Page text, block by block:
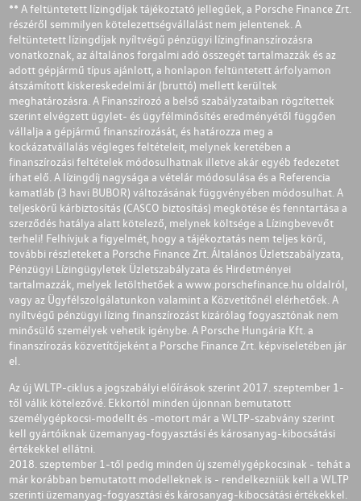
** A feltüntetett lízingdíjak tájékoztató jellegűek, a Porsche Finance Zrt.
részéről semmilyen kötelezettségvállalást nem jelentenek. A
feltüntetett lízingdíjak nyíltvégű pénzügyi lízingfinanszírozásra
vonatkoznak, az általános forgalmi adó összegét tartalmazzák és az
adott gépjármű típus ajánlott, a honlapon feltüntetett árfolyamon
átszámított kiskereskedelmi ár (bruttó) mellett kerültek
meghatározásra. A Finanszírozó a belső szabályzataiban rögzítettek
szerint elvégzett ügylet- és ügyfélminősítés eredményétől függően
vállalja a gépjármű finanszírozását, és határozza meg a
kockázatvállalás végleges feltételeit, melynek keretében a
finanszírozási feltételek módosulhatnak illetve akár egyéb fedezetet
írhat elő. A lízingdíj nagysága a vételár módosulása és a Referencia
kamatláb (3 havi BUBOR) változásának függvényében módosulhat. A
teljeskörű kárbiztosítás (CASCO biztosítás) megkötése és fenntartása a
szerződés hatálya alatt kötelező, melynek költsége a Lízingbevevőt
terheli! Felhívjuk a figyelmét, hogy a tájékoztatás nem teljes körű,
további részleteket a Porsche Finance Zrt. Általános Üzletszabályzata,
Pénzügyi Lízingügyletek Üzletszabályzata és Hirdetményei
tartalmazzák, melyek letölthetőek a www.porschefinance.hu oldalról,
vagy az Ügyfélszolgálatunkon valamint a Közvetítőnél elérhetőek. A
nyíltvégű pénzügyi lízing finanszírozást kizárólag fogyasztónak nem
minősülő személyek vehetik igénybe. A Porsche Hungária Kft. a
finanszírozás közvetítőjeként a Porsche Finance Zrt. képviseletében jár
el.
Az új WLTP-ciklus a jogszabályi előírások szerint 2017. szeptember 1-
től válik kötelezővé. Ekkortól minden újonnan bemutatott
személygépkocsi-modellt és -motort már a WLTP-szabvány szerint
kell gyártóiknak üzemanyag-fogyasztási és károsanyag-kibocsátási
értékekkel ellátni.
2018. szeptember 1-től pedig minden új személygépkocsinak - tehát a
már korábban bemutatott modelleknek is - rendelkezniük kell a WLTP
szerinti üzemanyag-fogyasztási és károsanyag-kibocsátási értékekkel.